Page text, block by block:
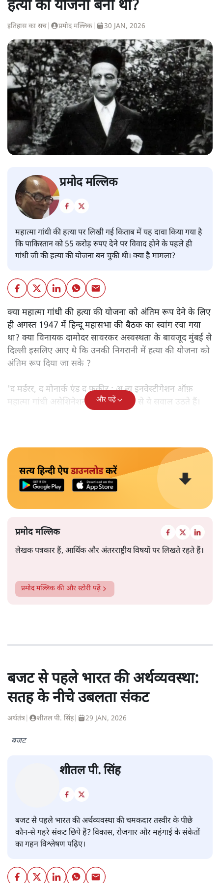
हत्या की योजना बनी थी?
इतिहास का सच प्रमोद मल्लिक 30 JAN, 2026
प्रमोद मल्लिक
महात्मा गांधी की हत्या पर लिखी गई किताब में यह दावा किया गया है
कि पाकिस्तान को 55 करोड़ रुपए देने पर विवाद होने के पहले ही
गांधी जी की हत्या की योजना बन चुकी थी। क्या है मामला?
क्या महात्मा गांधी की हत्या की योजना को अंतिम रूप देने के लिए
ही अगस्त 1947 में हिन्दू महासभा की बैठक का स्वांग रचा गया
था? क्या विनायक दामोदर सावरकर अस्वस्थता के बावजूद मुंबई से
दिल्ली इसलिए आए थे कि उनकी निगरानी में हत्या की योजना को
अंतिम रूप दिया जा सके ?
'द मर्डरर, द मोनार्क एंड द फ़कीर : अ न्यू इनवेस्टीगेशन ऑफ़
महात्मा गांधी असेशिनेशन' नामक किताब से ये सवाल उठते हैं।
और पढ़ें
सत्य हिन्दी ऐपडाउनलोडकरें
प्रमोद मल्लिक
लेखक पत्रकार हैं, आर्थिक और अंतरराष्ट्रीय विषयों पर लिखते रहते हैं।
प्रमोद मल्लिक की और स्टोरी पढ़ें
बजट से पहले भारत की अर्थव्यवस्था:
सतह के नीचे उबलता संकट
अर्थतंत्र शीतल पी. सिंह| 29 JAN, 2026